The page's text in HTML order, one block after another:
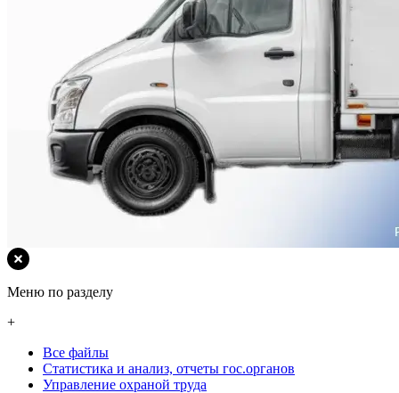
Меню по разделу
+
Все файлы
Статистика и анализ, отчеты гос.органов
Управление охраной труда